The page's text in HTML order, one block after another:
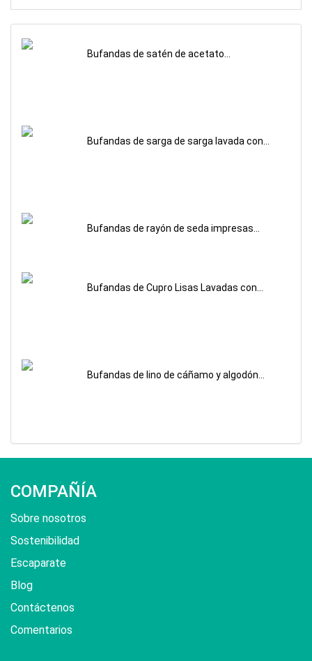
Bufandas de satén de acetato
Bufandas de sarga de sarga lavada con
Bufandas de rayón de seda impresas
Bufandas de Cupro Lisas Lavadas con
Bufandas de lino de cáñamo y algodón
COMPAÑÍA
Sobre nosotros
Sostenibilidad
Escaparate
Blog
Contáctenos
Comentarios